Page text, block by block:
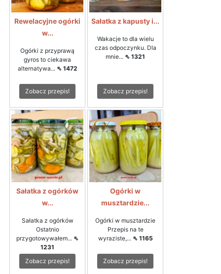
Rewelacyjne ogórki
w...
Ogórki z przyprawą
gyros to ciekawa
alternatywa... ⇖ 1472
Zobacz przepis!
Sałatka z kapusty i...
Wakacje to dla wielu
czas odpoczynku. Dla
mnie... ⇖ 1321
Zobacz przepis!
Sałatka z ogórków
w...
Sałatka z ogórków
Ostatnio
przygotowywałem... ⇖
1231
Zobacz przepis!
Ogórki w
musztardzie...
Ogórki w musztardzie
Przepis na te
wyraziste,... ⇖ 1165
Zobacz przepis!